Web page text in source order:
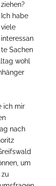
ziehen?
Ich habe
viele
interessan
te Sachen
wohl
ich mir
nach
um